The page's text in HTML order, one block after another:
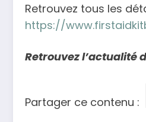
Retrouvez tous les
https://
Retrouvez l’actualité
Partager ce contenu :